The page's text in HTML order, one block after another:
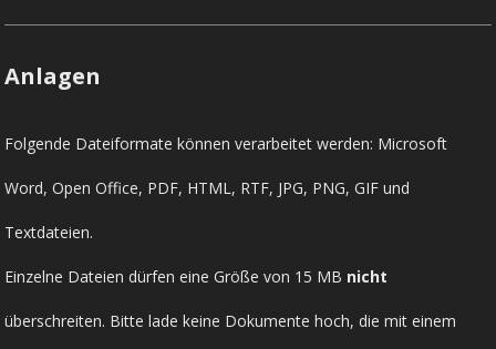
Anlagen
Folgende Dateiformate können verarbeitet werden: Microsoft
Word, Open Office, PDF, HTML, RTF, JPG, PNG, GIF und
Textdateien.
Einzelne Dateien dürfen eine Größe von 15 MB nicht
überschreiten. Bitte lade keine Dokumente hoch, die mit einem